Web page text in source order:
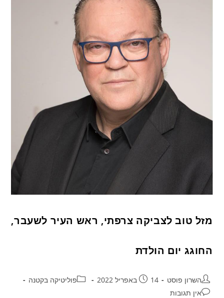
מזל טוב לצביקה צרפתי, ראש העיר לשעבר,
החוגג יום הולדת
השרון פוסט 14 באפריל 2022
פוליטיקה בקטנה
אין תגובות